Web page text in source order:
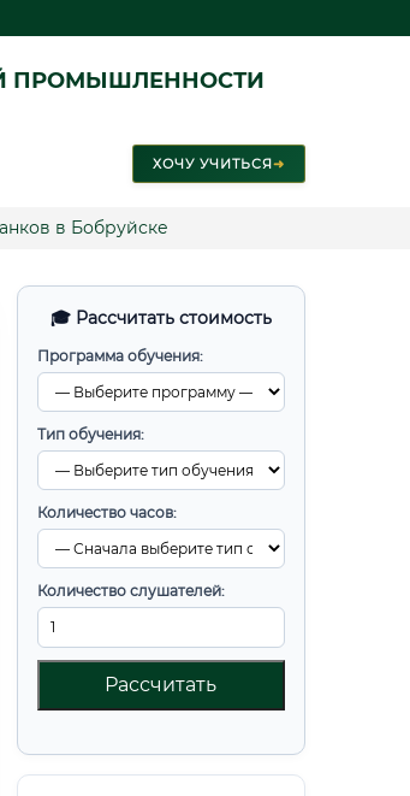
ПРОМЫШЛЕННОСТИ
ХОЧУ УЧИТЬСЯ➜
в Бобруйске
🎓 Рассчитать стоимость
Программа обучения:
Тип обучения:
Количество часов:
Количество слушателей:
Рассчитать